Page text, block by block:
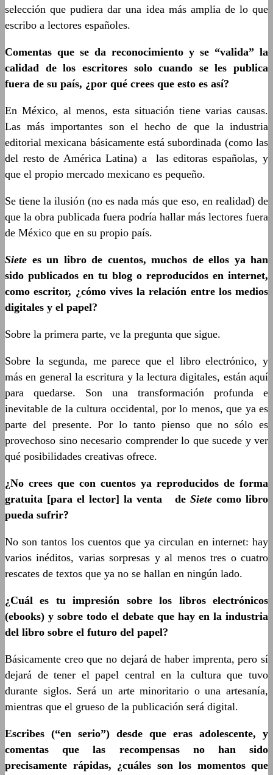
selección que pudiera dar una idea más amplia de lo que
escribo a lectores españoles.
Comentas que se da reconocimiento y se “valida” la
calidad de los escritores solo cuando se les publica
fuera de su país, ¿por qué crees que esto es así?
En México, al menos, esta situación tiene varias causas.
Las más importantes son el hecho de que la industria
editorial mexicana básicamente está subordinada (como las
del resto de América Latina) a las editoras españolas, y
que el propio mercado mexicano es pequeño.
Se tiene la ilusión (no es nada más que eso, en realidad) de
que la obra publicada fuera podría hallar más lectores fuera
de México que en su propio país.
Siete es un libro de cuentos, muchos de ellos ya han
sido publicados en tu blog o reproducidos en internet,
como escritor, ¿cómo vives la relación entre los medios
digitales y el papel?
Sobre la primera parte, ve la pregunta que sigue.
Sobre la segunda, me parece que el libro electrónico, y
más en general la escritura y la lectura digitales, están aquí
para quedarse. Son una transformación profunda e
inevitable de la cultura occidental, por lo menos, que ya es
parte del presente. Por lo tanto pienso que no sólo es
provechoso sino necesario comprender lo que sucede y ver
qué posibilidades creativas ofrece.
¿No crees que con cuentos ya reproducidos de forma
gratuita [para el lector] la venta de Siete como libro
pueda sufrir?
No son tantos los cuentos que ya circulan en internet: hay
varios inéditos, varias sorpresas y al menos tres o cuatro
rescates de textos que ya no se hallan en ningún lado.
¿Cuál es tu impresión sobre los libros electrónicos
(ebooks) y sobre todo el debate que hay en la industria
del libro sobre el futuro del papel?
Básicamente creo que no dejará de haber imprenta, pero sí
dejará de tener el papel central en la cultura que tuvo
durante siglos. Será un arte minoritario o una artesanía,
mientras que el grueso de la publicación será digital.
Escribes (“en serio”) desde que eras adolescente, y
comentas que las recompensas no han sido
precisamente rápidas, ¿cuáles son los momentos que